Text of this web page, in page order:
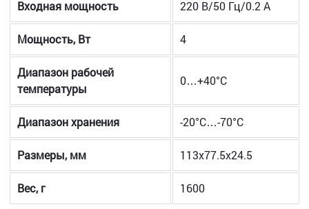
Входная мощность 220 В/50 Гц/0.2 A
Мощность, Вт 4
Диапазон рабочей
температуры
0…+40°С
Диапазон хранения -20°С…-70°С
Размеры, мм 113х77.5х24.5
Вес, г 1600